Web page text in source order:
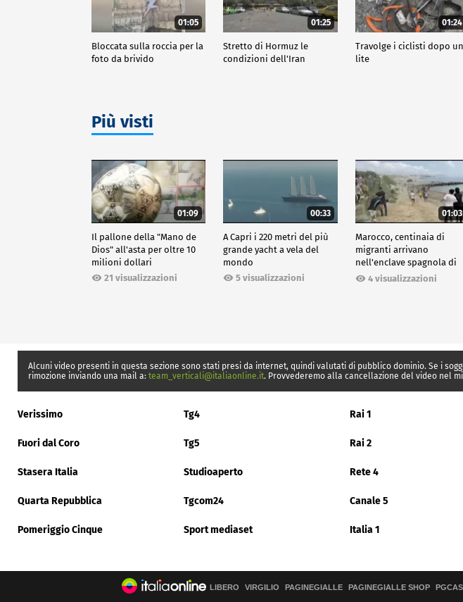
01:05
Bloccata sulla roccia per la
foto da brivido
01:25
Stretto di Hormuz le
condizioni dell'Iran
01:24
Travolge i ciclisti dopo
lite
Più visti
01:09
Il pallone della "Mano de
Dios" all'asta per oltre 10
milioni dollari
21 visualizzazioni
00:33
A Capri i 220 metri del più
grande yacht a vela del
mondo
5 visualizzazioni
01:03
Marocco, centinaia di
migranti arrivano
nell'enclave spagnola di
Ceuta4 visualizzazioni
Alcuni video presenti in questa sezione sono stati presi da internet, quindi valutati di pubblico dominio. Se i
rimozione inviando una mail a: team_verticali@italiaonline.it. Provvederemo alla cancellazione del video nel
Verissimo Tg4 Rai 1
Fuori dal Coro Tg5 Rai 2
Stasera Italia Studioaperto Rete 4
Quarta Repubblica Tgcom24 Canale 5
Pomeriggio Cinque Sport mediaset Italia 1
LIBERO VIRGILIO PAGINEGIALLE PAGINEGIALLE SHOP